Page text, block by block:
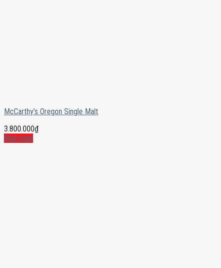
McCarthy’s Oregon Single Malt
3.800.000₫
Mua ngay